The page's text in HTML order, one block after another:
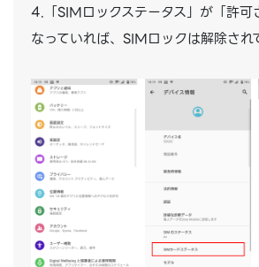
4.「SIMロックステータス」が「許可
なっていれば、SIMロックは解除され